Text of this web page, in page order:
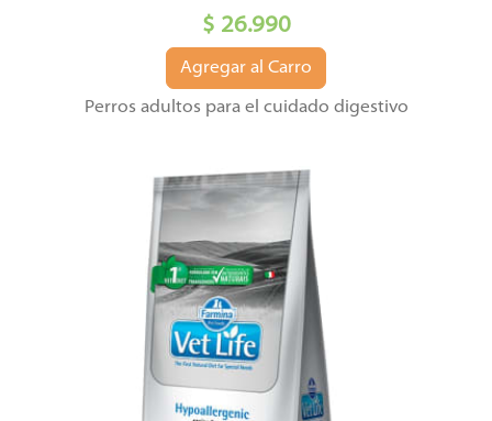
$ 26.990
Agregar al Carro
Perros adultos para el cuidado digestivo